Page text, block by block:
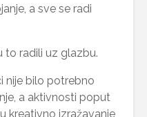
a sve se radi
to radili uz glazbu.
nije bilo potrebno
a aktivnosti poput
kreativno izražavanje